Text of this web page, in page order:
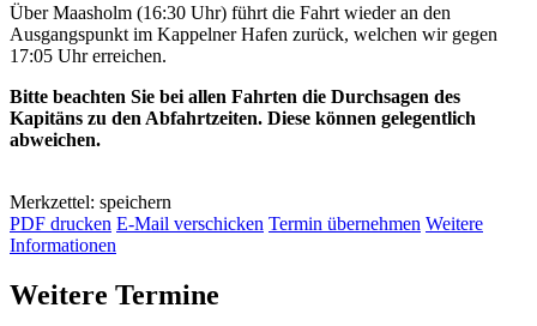
Über Maasholm (16:30 Uhr) führt die Fahrt wieder an den
Ausgangspunkt im Kappelner Hafen zurück, welchen wir gegen
17:05 Uhr erreichen.
Bitte beachten Sie bei allen Fahrten die Durchsagen des
Kapitäns zu den Abfahrtzeiten. Diese können gelegentlich
abweichen.
Merkzettel: speichern
PDF drucken E-Mail verschicken Termin übernehmen Weitere
Informationen
Weitere Termine